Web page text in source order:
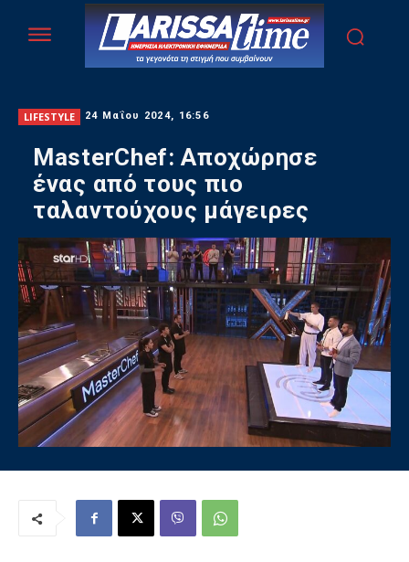
LIFESTYLE 24 Μαΐου 2024, 16:56
MasterChef: Αποχώρησε
ένας από τους πιο
ταλαντούχους μάγειρες